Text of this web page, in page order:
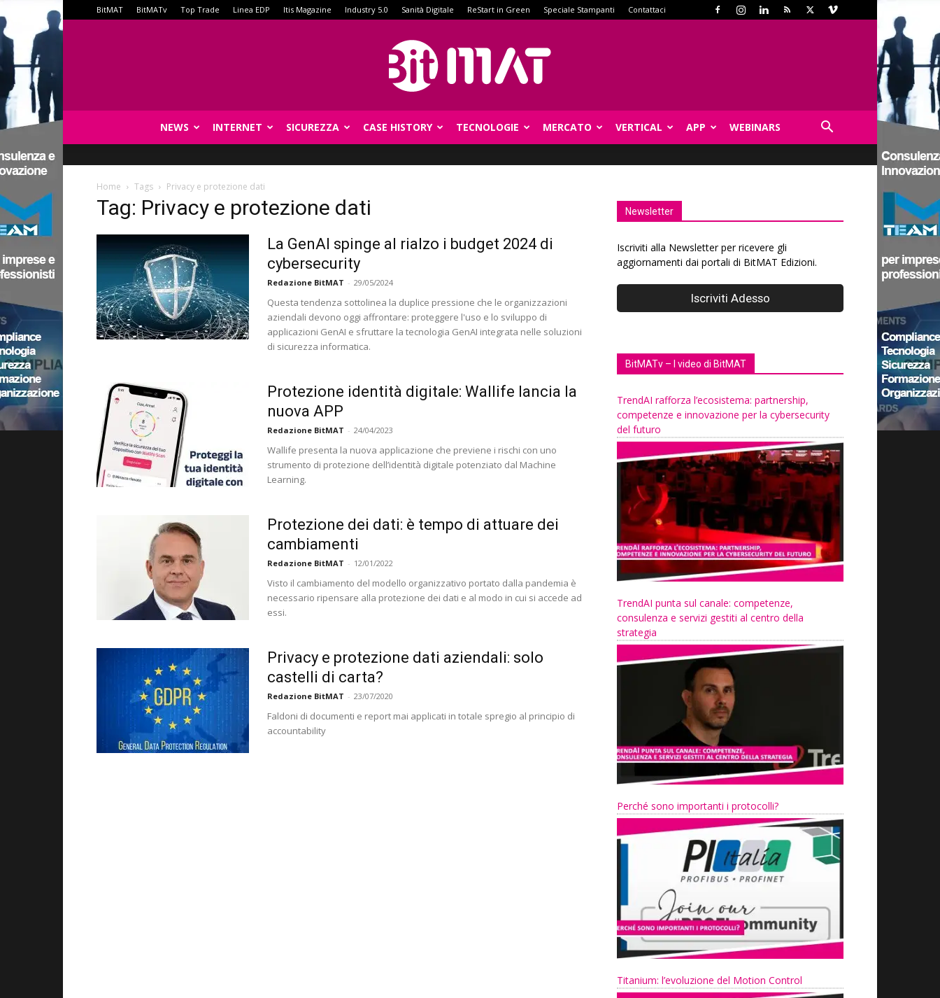
BitMAT BitMATv Top Trade Linea EDP Itis Magazine Industry 5.0 Sanità Digitale ReStart in Green Speciale Stampanti Contattaci
NEWS INTERNET SICUREZZA CASE HISTORY TECNOLOGIE MERCATO VERTICAL APP WEBINARS
Home Tags Privacy e protezione dati
Tag: Privacy e protezione dati
La GenAI spinge al rialzo i budget 2024 di
cybersecurity
Redazione BitMAT - 29/05/2024
Questa tendenza sottolinea la duplice pressione che le organizzazioni
aziendali devono oggi affrontare: proteggere l'uso e lo sviluppo di
applicazioni GenAI e sfruttare la tecnologia GenAI integrata nelle soluzioni
di sicurezza informatica.
Protezione identità digitale: Wallife lancia la
nuova APP
Redazione BitMAT - 24/04/2023
Wallife presenta la nuova applicazione che previene i rischi con uno
strumento di protezione dell’identità digitale potenziato dal Machine
Learning.
Protezione dei dati: è tempo di attuare dei
cambiamenti
Redazione BitMAT - 12/01/2022
Visto il cambiamento del modello organizzativo portato dalla pandemia è
necessario ripensare alla protezione dei dati e al modo in cui si accede ad
essi.
Privacy e protezione dati aziendali: solo
castelli di carta?
Redazione BitMAT - 23/07/2020
Faldoni di documenti e report mai applicati in totale spregio al principio di
accountability
Newsletter
Iscriviti alla Newsletter per ricevere gli
aggiornamenti dai portali di BitMAT Edizioni.
BitMATv – I video di BitMAT
TrendAI rafforza l’ecosistema: partnership,
competenze e innovazione per la cybersecurity
del futuro
TrendAI punta sul canale: competenze,
consulenza e servizi gestiti al centro della
strategia
Perché sono importanti i protocolli?
Titanium: l’evoluzione del Motion Control